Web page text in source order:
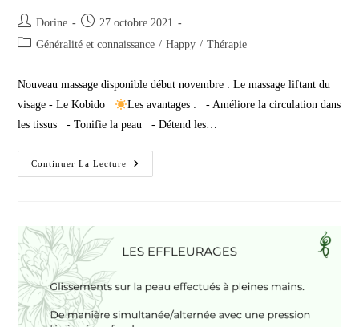
Auteur/autrice
de
Dorine
Publication
publiée :
27 octobre 2021
PostGénéralité et connaissance / Happy / Thérapie
Nouveau massage disponible début novembre : Le massage liftant du
visage - Le Kobido
Les avantages : - Améliore la circulation dans
les tissus - Tonifie la peau - Détend les…
Continuer La Lecture
Le
Kobido